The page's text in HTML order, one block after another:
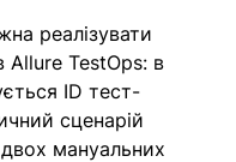
реалізувати
Allure TestOps: в
ID тест-
сценарій
мануальних